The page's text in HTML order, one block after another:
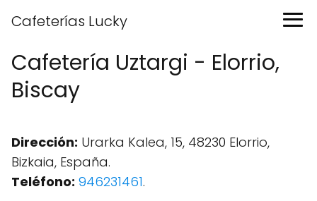
Cafeterías Lucky
Cafetería Uztargi - Elorrio,
Biscay
Dirección: Urarka Kalea, 15, 48230 Elorrio,
Bizkaia, España.
Teléfono: 946231461.